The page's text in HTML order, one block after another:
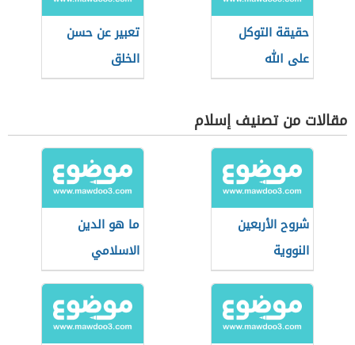
حقيقة التوكل
على الله
تعبير عن حسن
الخلق
مقالات من تصنيف إسلام
شروح الأربعين
النووية
ما هو الدين
الاسلامي